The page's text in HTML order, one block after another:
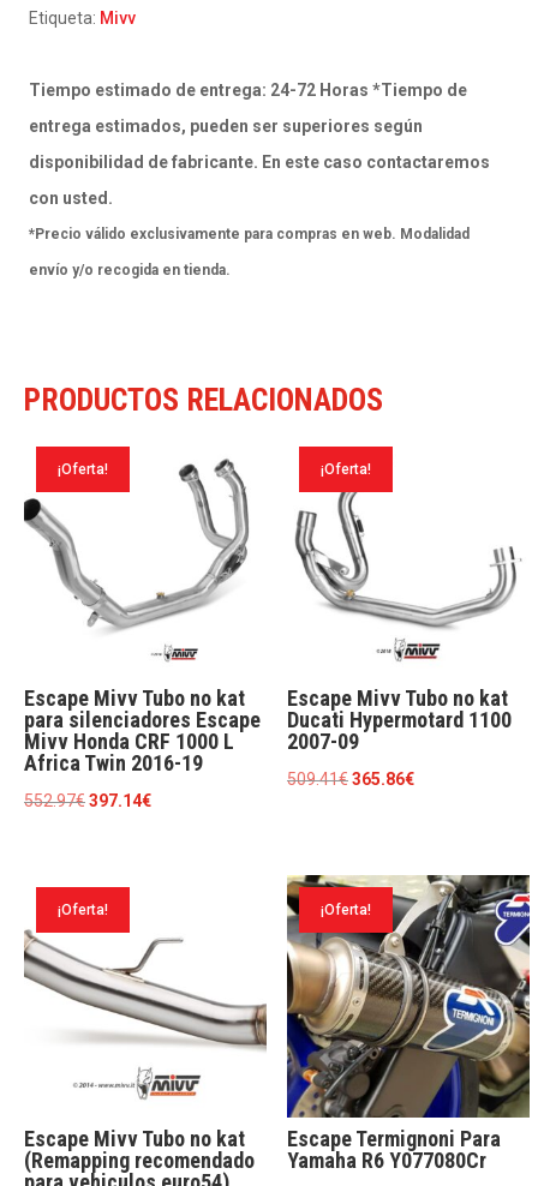
2x1
Pro
titan
Kawasaki
Ninja
650
/
cantidad
Etiqueta: Mivv
Tiempo estimado de entrega: 24-72 Horas *Tiempo de
entrega estimados, pueden ser superiores según
disponibilidad de fabricante. En este caso contactaremos
con usted.
*Precio válido exclusivamente para compras en web. Modalidad
envío y/o recogida en tienda.
PRODUCTOS RELACIONADOS
¡Oferta!
Escape Mivv Tubo no kat
para silenciadores Escape
Mivv Honda CRF 1000 L
Africa Twin 2016-19
552.97€El
era:
397.14€El
¡Oferta!
Escape Mivv Tubo no kat
Ducati Hypermotard 1100
2007-09
509.41€El
era:
509.41€.
365.86€El
es:
365.86€.
¡Oferta!
Escape Mivv Tubo no kat
(Remapping recomendado
¡Oferta!
Escape Termignoni Para
Yamaha R6 Y077080Cr